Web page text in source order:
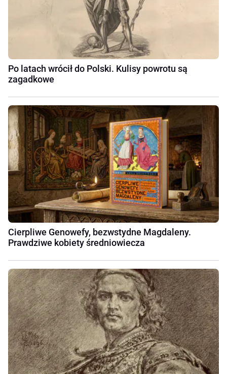
Po latach wrócił do Polski. Kulisy powrotu są
zagadkowe
Cierpliwe Genowefy, bezwstydne Magdaleny.
Prawdziwe kobiety średniowiecza